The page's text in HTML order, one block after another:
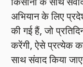
अभियान के लिए
की गई हैं, जो
करेंगी, ऐसे प्रत्येक
साथ संवाद किया